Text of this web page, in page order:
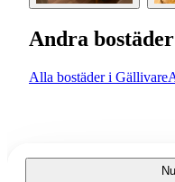
Andra
Alla bostäder i Gällivare
Nu